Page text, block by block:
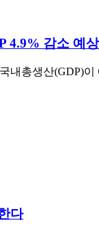
4.9% 감소 예
내총생산(GDP)
다